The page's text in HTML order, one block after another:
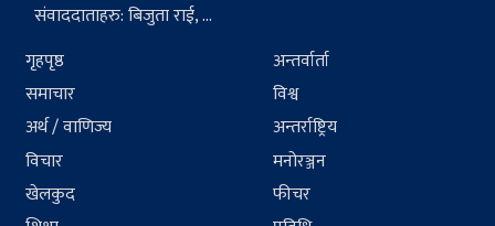
संवाददाताहरु: बिजुता राई, ...
गृहपृष्ठ
समाचार
अर्थ / वाणिज्य
विचार
खेलकुद
अन्तर्वार्ता
विश्व
अन्तर्राष्ट्रिय
मनोरञ्जन
फीचर